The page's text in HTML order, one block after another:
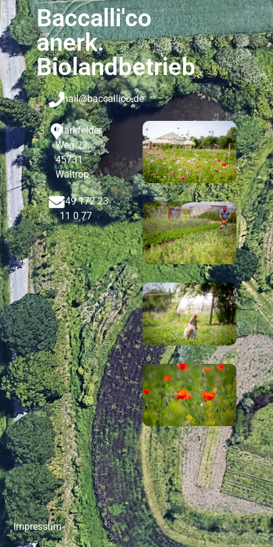
Baccalli'co
anerk.
Biolandbetrieb
mail@baccallico.de
Markfelder
Weg 22,
45731
Waltrop
+49 172 23
11 0 77
Impressum